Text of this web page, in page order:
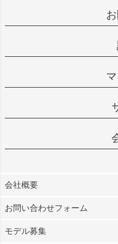
会社概要
お問い合わせフォーム
モデル募集